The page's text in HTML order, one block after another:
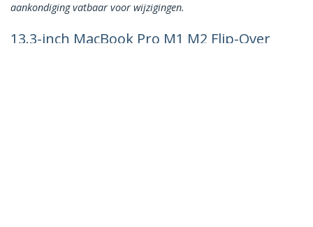
aankondiging vatbaar voor wijzigingen.
13.3-inch MacBook Pro M1 M2 Flip-Over